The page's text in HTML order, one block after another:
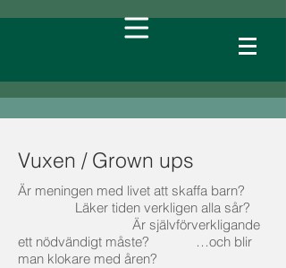
Vuxen / Grown ups
Är meningen med livet att skaffa barn?
Läker tiden verkligen alla sår?
Är självförverkligande
ett nödvändigt måste? …och blir
man klokare med åren?